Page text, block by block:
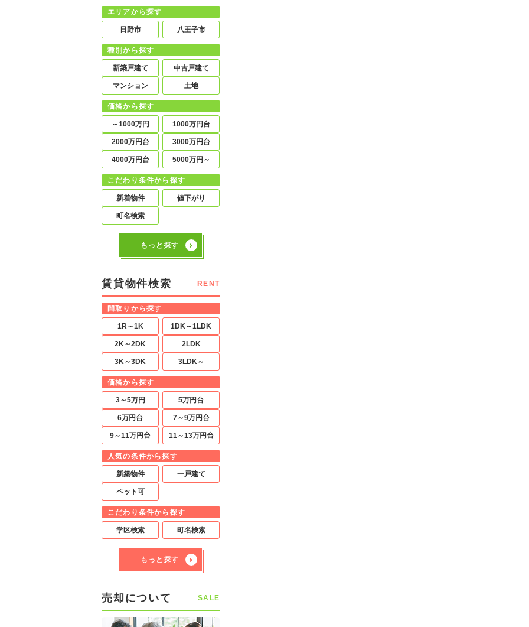
エリアから探す
日野市 八王子市
種別から探す
新築戸建て 中古戸建て
マンション 土地
価格から探す
～1000万円 1000万円台
2000万円台 3000万円台
4000万円台 5000万円～
こだわり条件から探す
新着物件 値下がり
町名検索
もっと探す
賃貸物件検索 RENT
間取りから探す
1R～1K 1DK～1LDK
2K～2DK 2LDK
3K～3DK 3LDK～
価格から探す
3～5万円 5万円台
6万円台 7～9万円台
9～11万円台 11～13万円台
人気の条件から探す
新築物件 一戸建て
ペット可
こだわり条件から探す
学区検索 町名検索
もっと探す
売却について SALE